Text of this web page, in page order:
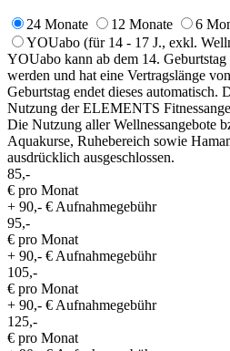
24 Monate 12 Monate 6
YOUabo (für 14 - 17 J., exkl.
YOUabo kann ab dem 14.
werden und hat eine Vertragslänge
Geburtstag endet dieses automatisch.
Nutzung der ELEMENTS
Die Nutzung aller Wellnessangebote
Aquakurse, Ruhebereich sowie
ausdrücklich ausgeschlossen.
85,-
€ pro Monat
+ 90,- € Aufnahmegebühr
95,-
€ pro Monat
+ 90,- € Aufnahmegebühr
105,-
€ pro Monat
+ 90,- € Aufnahmegebühr
125,-
€ pro Monat